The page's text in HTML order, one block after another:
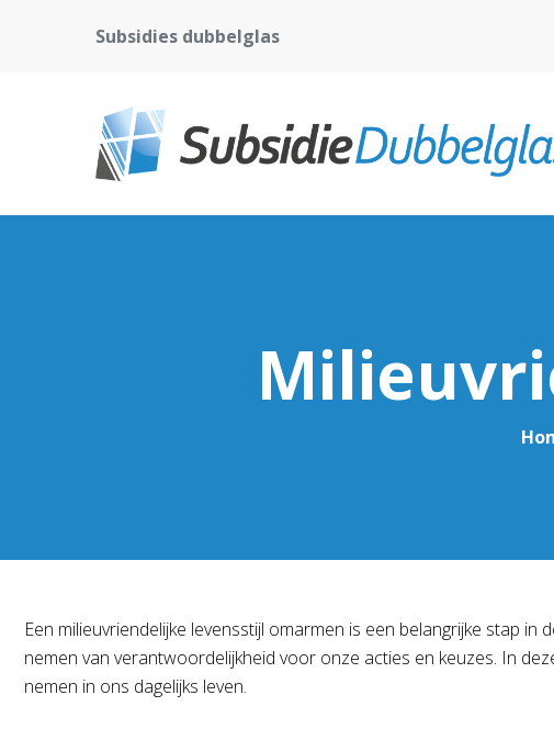
Subsidies dubbelglas
Een milieuvriendelijke levensstijl omarmen is een belangrijke stap
nemen van verantwoordelijkheid voor onze acties en keuzes. In
nemen in ons dagelijks leven.